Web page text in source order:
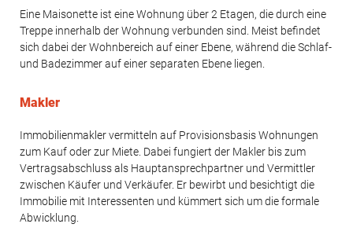
Eine Maisonette ist eine Wohnung über 2 Etagen, die durch eine
Treppe innerhalb der Wohnung verbunden sind. Meist befindet
sich dabei der Wohnbereich auf einer Ebene, während die Schlaf-
und Badezimmer auf einer separaten Ebene liegen.
Makler
Immobilienmakler vermitteln auf Provisionsbasis Wohnungen
zum Kauf oder zur Miete. Dabei fungiert der Makler bis zum
Vertragsabschluss als Hauptansprechpartner und Vermittler
zwischen Käufer und Verkäufer. Er bewirbt und besichtigt die
Immobilie mit Interessenten und kümmert sich um die formale
Abwicklung.